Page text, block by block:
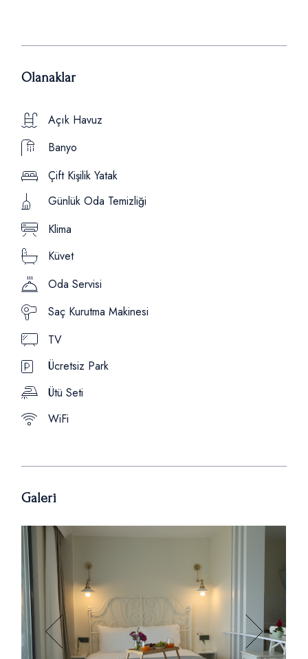
Açık Havuz
Banyo
Çift Kişilik Yatak
Günlük Oda Temizliği
Klima
Küvet
Oda Servisi
Saç Kurutma Makinesi
TV
Ücretsiz Park
Ütü Seti
WiFi